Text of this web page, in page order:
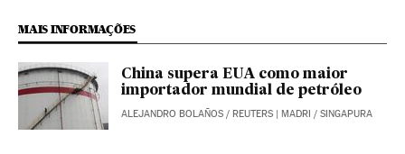
MAIS INFORMAÇÕES
China supera EUA como maior
importador mundial de petróleo
ALEJANDRO BOLAÑOS / REUTERS | MADRI / SINGAPURA